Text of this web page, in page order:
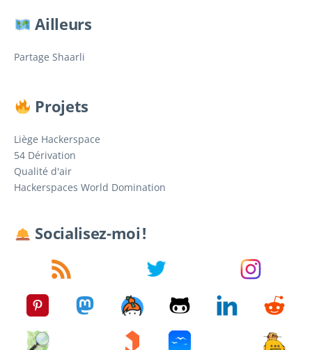
Ailleurs
Partage Shaarli
Projets
Liège Hackerspace
54 Dérivation
Qualité d'air
Hackerspaces World Domination
Socialisez-moi !